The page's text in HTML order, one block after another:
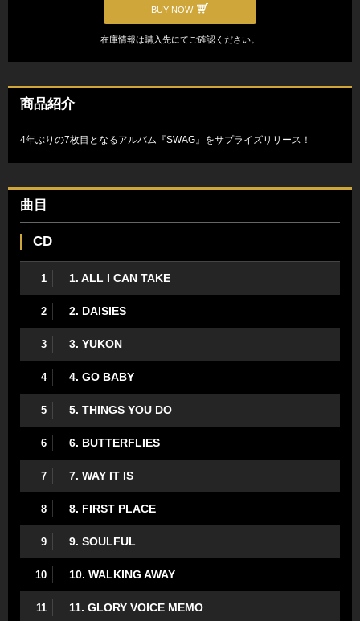
BUY NOW
在庫情報は購入先にてご確認ください。
商品紹介
4年ぶりの7枚目となるアルバム『SWAG』をサプライズリリース！
曲目
CD
1 1. ALL I CAN TAKE
2 2. DAISIES
3 3. YUKON
4 4. GO BABY
5 5. THINGS YOU DO
6 6. BUTTERFLIES
7 7. WAY IT IS
8 8. FIRST PLACE
9 9. SOULFUL
10 10. WALKING AWAY
11 11. GLORY VOICE MEMO